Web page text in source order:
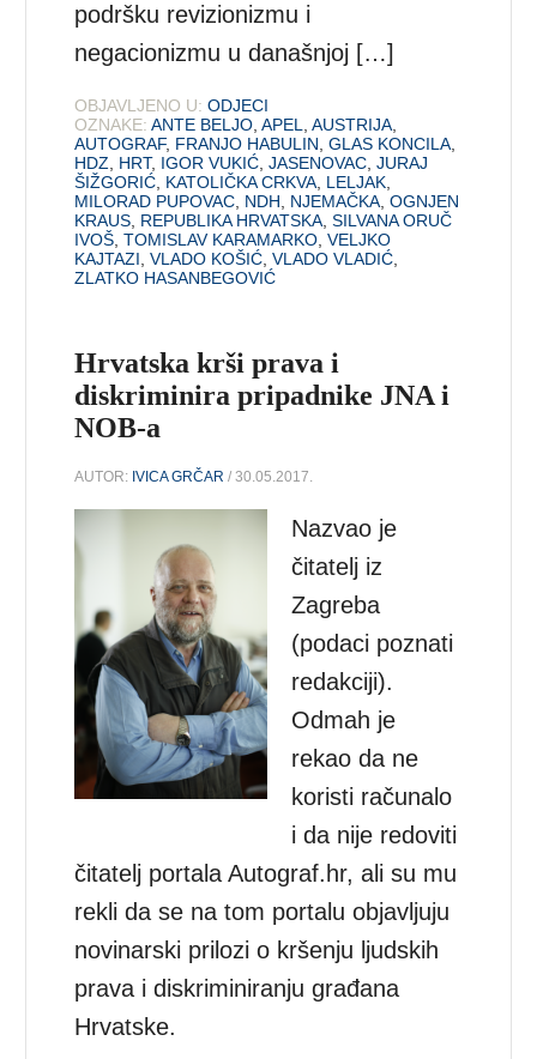
podršku revizionizmu i
negacionizmu u današnjoj […]
OBJAVLJENO U: ODJECI
OZNAKE: ANTE BELJO,APEL,AUSTRIJA,
AUTOGRAF, FRANJO HABULIN,GLAS KONCILA,
HDZ, HRT, IGOR VUKIĆ,JASENOVAC,JURAJ
ŠIŽGORIĆ, KATOLIČKA CRKVA, LELJAK,
MILORAD PUPOVAC, NDH, NJEMAČKA,OGNJEN
KRAUS, REPUBLIKA HRVATSKA,SILVANA ORUČ
IVOŠ,TOMISLAV KARAMARKO,VELJKO
KAJTAZI,VLADO KOŠIĆ,VLADO VLADIĆ,
ZLATKO HASANBEGOVIĆ
Hrvatska krši prava i
diskriminira pripadnike JNA i
NOB-a
AUTOR: IVICA GRČAR / 30.05.2017.
Nazvao je
čitatelj iz
Zagreba
(podaci poznati
redakciji).
Odmah je
rekao da ne
koristi računalo
i da nije redoviti
čitatelj portala Autograf.hr, ali su mu
rekli da se na tom portalu objavljuju
novinarski prilozi o kršenju ljudskih
prava i diskriminiranju građana
Hrvatske.